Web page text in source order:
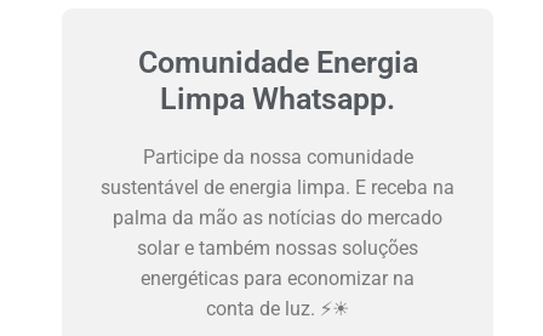
Comunidade Energia
Limpa Whatsapp.
Participe da nossa comunidade
sustentável de energia limpa. E receba na
palma da mão as notícias do mercado
solar e também nossas soluções
energéticas para economizar na
conta de luz. ⚡☀